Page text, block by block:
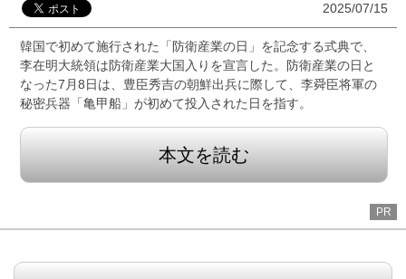
2025/07/15
韓国で初めて施行された「防衛産業の日」を記念する式典で、
李在明大統領は防衛産業大国入りを宣言した。防衛産業の日と
なった7月8日は、豊臣秀吉の朝鮮出兵に際して、李舜臣将軍の
秘密兵器「亀甲船」が初めて投入された日を指す。
本文を読む
PR